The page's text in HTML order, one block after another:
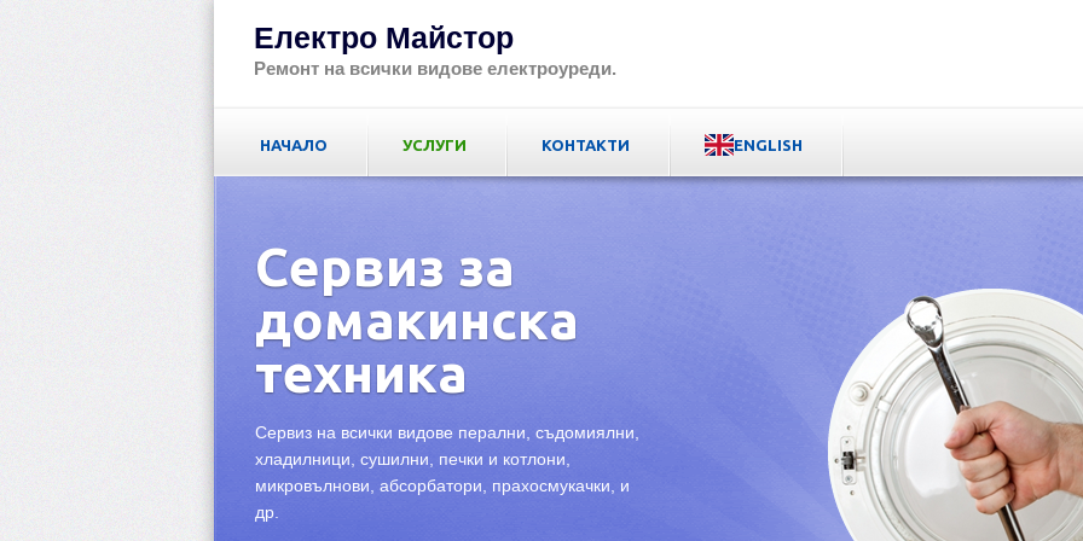
Електро Майстор
Ремонт на всички видове електроуреди.
НАЧАЛО УСЛУГИ КОНТАКТИ ENGLISH
Сервиз за
домакинска
техника
Сервиз на всички видове перални, съдомиялни,
хладилници, сушилни, печки и котлони,
микровълнови, абсорбатори, прахосмукачки, и
др.